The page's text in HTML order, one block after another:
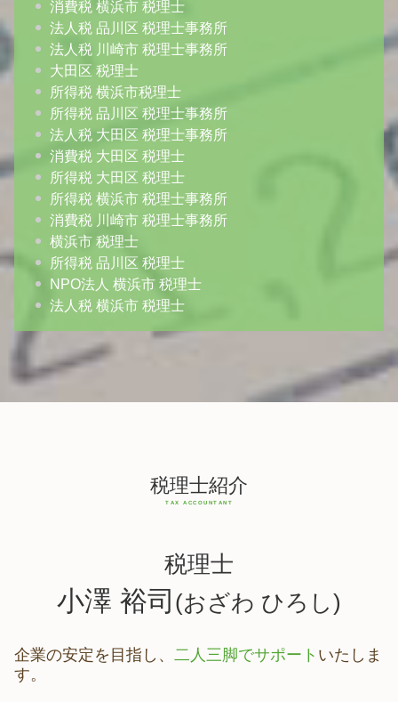
消費税 横浜市 税理士
法人税 品川区 税理士事務所
法人税 川崎市 税理士事務所
大田区 税理士
所得税 横浜市税理士
所得税 品川区 税理士事務所
法人税 大田区 税理士事務所
消費税 大田区 税理士
所得税 大田区 税理士
所得税 横浜市 税理士事務所
消費税 川崎市 税理士事務所
横浜市 税理士
所得税 品川区 税理士
NPO法人 横浜市 税理士
法人税 横浜市 税理士
税理士紹介
税理士
小澤 裕司 (おざわ ひろし)
企業の安定を目指し、 二人三脚でサポート いたしま
す。